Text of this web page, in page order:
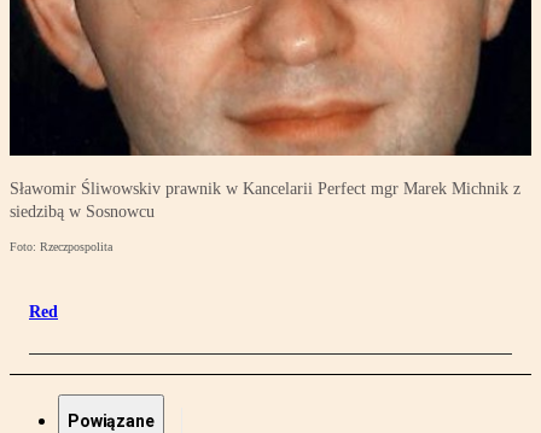
Sławomir Śliwowskiv prawnik w Kancelarii Perfect mgr Marek Michnik z
siedzibą w Sosnowcu
Foto: Rzeczpospolita
Red
Powiązane